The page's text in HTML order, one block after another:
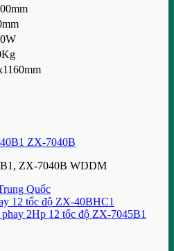
ZX-7040B WDDM
Quốc
12 tốc độ ZX-40BHC1
2Hp 12 tốc độ ZX-7045B1